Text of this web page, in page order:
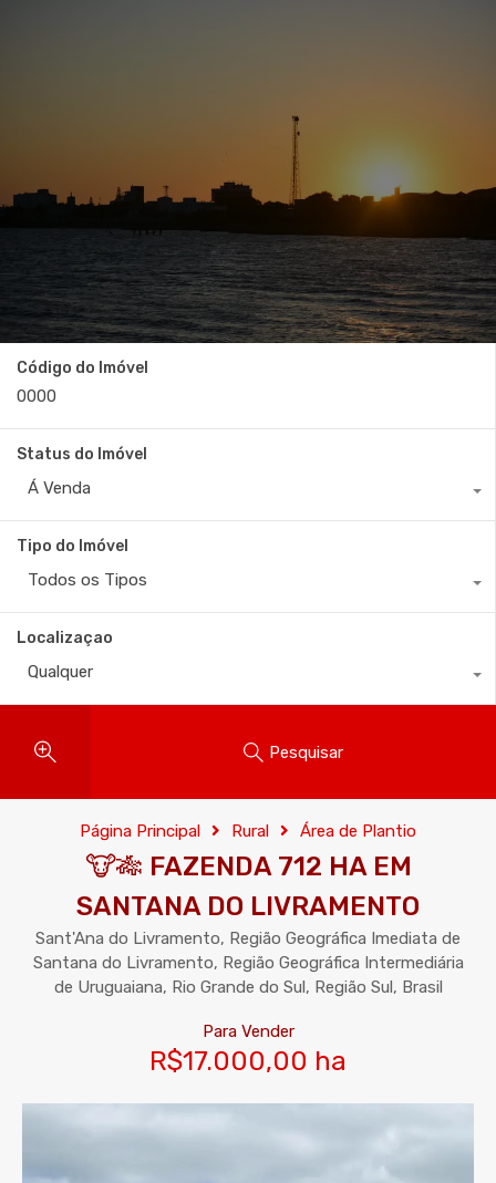
Código do Imóvel
Status do Imóvel
Á Venda
Tipo do Imóvel
Todos os Tipos
Localizaçao
Qualquer
Pesquisar
Página Principal Rural Área de Plantio
🐮🎋 FAZENDA 712 HA EM
SANTANA DO LIVRAMENTO
Sant'Ana do Livramento, Região Geográfica Imediata de
Santana do Livramento, Região Geográfica Intermediária
de Uruguaiana, Rio Grande do Sul, Região Sul, Brasil
Para Vender
R$17.000,00 ha